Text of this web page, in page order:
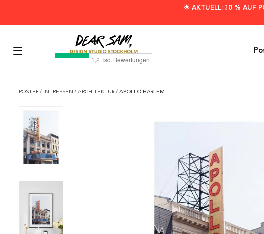
🌟 AKTUELL: 30 % AUF
POSTER / INTRESSEN / ARCHITEKTUR / APOLLO HARLEM